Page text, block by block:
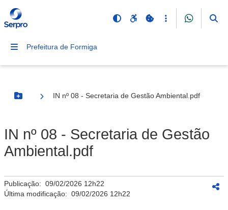
Prefeitura de Formiga
Botão Menu
IN nº 08 - Secretaria de Gestão Ambiental.pdf
IN nº 08 - Secretaria de Gestão
Ambiental.pdf
Publicação: 09/02/2026 12h22
Última modificação: 09/02/2026 12h22